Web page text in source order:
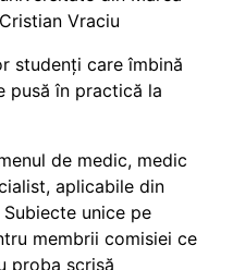
Vraciu
studenți care îmbină
pusă în practică la
de medic, medic
aplicabile din
unice pe
membrii comisiei ce
proba scrisă